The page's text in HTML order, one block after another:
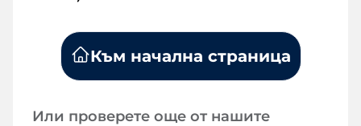
Към начална страница
Или проверете още от нашите